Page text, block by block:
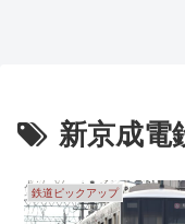
新京成電
鉄道ピックアップ